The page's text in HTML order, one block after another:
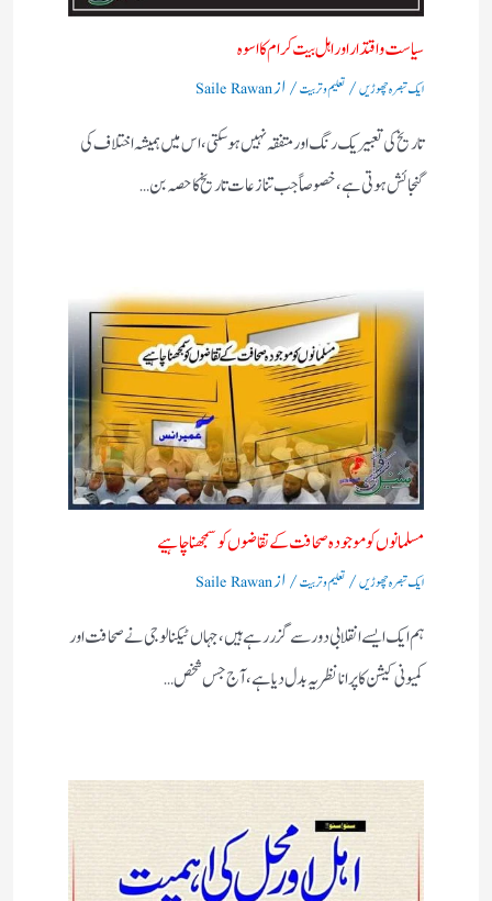
سیاست واقتدار اور اہل بیت کرام کا اسوہ
ایک تبصرہ چھوڑیں/ تعلیم و تربیت/ ازSaile Rawan
تاریخ کی تعبیر یک رنگ اور متفقہ نہیں ہو سکتی، اس میں ہمیشہ اختلاف کی
گنجائش ہوتی ہے، خصوصاً‌ جب تنازعات تاریخ کا حصہ بن…
مسلمانوں کو موجودہ صحافت کے تقاضوں کو سمجھنا چاہیے
ایک تبصرہ چھوڑیں/ تعلیم و تربیت/ ازSaile Rawan
ہم ایک ایسے انقلابی دور سے گزر رہے ہیں، جہاں ٹیکنالوجی نے صحافت اور
کمیونی کیشن کا پرانا نظریہ بدل دیا ہے، آج جس شخص…